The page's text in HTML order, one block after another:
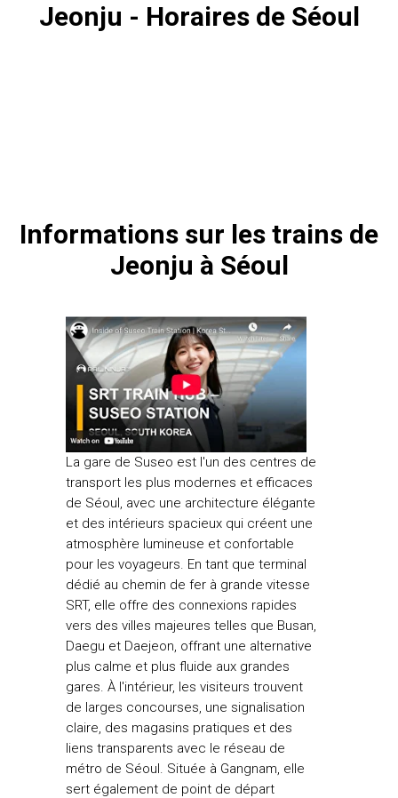
Jeonju - Horaires de Séoul
Informations sur les trains de
Jeonju à Séoul
La gare de Suseo est l'un des centres de
transport les plus modernes et efficaces
de Séoul, avec une architecture élégante
et des intérieurs spacieux qui créent une
atmosphère lumineuse et confortable
pour les voyageurs. En tant que terminal
dédié au chemin de fer à grande vitesse
SRT, elle offre des connexions rapides
vers des villes majeures telles que Busan,
Daegu et Daejeon, offrant une alternative
plus calme et plus fluide aux grandes
gares. À l'intérieur, les visiteurs trouvent
de larges concourses, une signalisation
claire, des magasins pratiques et des
liens transparents avec le réseau de
métro de Séoul. Située à Gangnam, elle
sert également de point de départ